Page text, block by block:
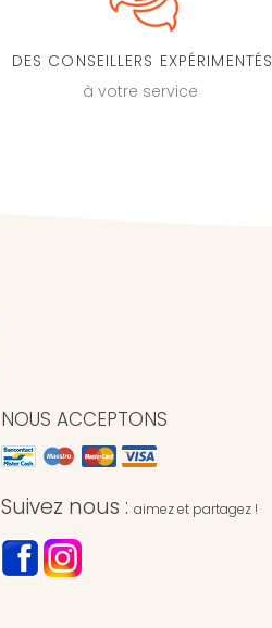
DES CONSEILLERS EXPÉRIMENTÉS
à votre service
NOUS ACCEPTONS
Suivez nous : aimez et partagez !